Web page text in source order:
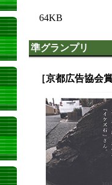
64KB
準グランプリ
［京都広告協